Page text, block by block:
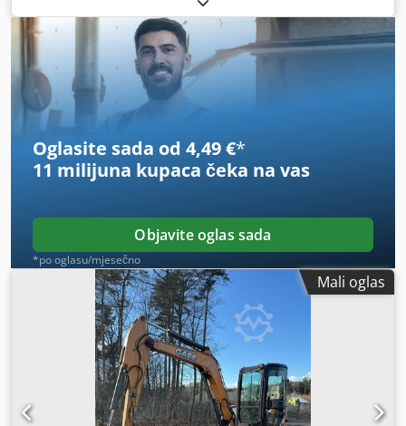
Oglasite sada od 4,49 €*
11 milijuna kupaca čeka na vas
Objavite oglas sada
*po oglasu/mjesečno
Mali oglas